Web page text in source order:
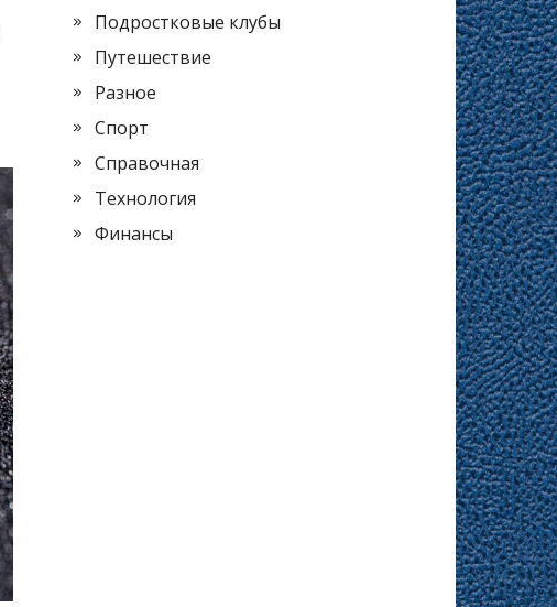
Подростковые клубы
Путешествие
Разное
Спорт
Справочная
Технология
Финансы